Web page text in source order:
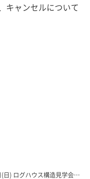
キャンセルについて
ハウス構造見学会 東京都あきる野市